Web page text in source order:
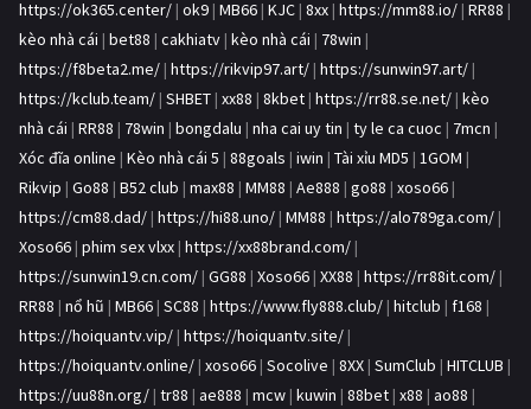
https://ok365.center/ | ok9 | MB66 | KJC | 8xx | https://mm88.io/ | RR88 |
kèo nhà cái | bet88 | cakhiatv | kèo nhà cái | 78win |
https://f8beta2.me/ | https://rikvip97.art/ | https://sunwin97.art/ |
https://kclub.team/ | SHBET | xx88 | 8kbet | https://rr88.se.net/ | kèo
nhà cái | RR88 | 78win | bongdalu | nha cai uy tin | ty le ca cuoc | 7mcn |
Xóc đĩa online | Kèo nhà cái 5 | 88goals | iwin | Tài xỉu MD5 | 1GOM |
Rikvip | Go88 | B52 club | max88 | MM88 | Ae888 | go88 | xoso66 |
https://cm88.dad/ | https://hi88.uno/ | MM88 | https://alo789ga.com/ |
Xoso66 | phim sex vlxx | https://xx88brand.com/ |
https://sunwin19.cn.com/ | GG88 | Xoso66 | XX88 | https://rr88it.com/ |
RR88 | nổ hũ | MB66 | SC88 | https://www.fly888.club/ | hitclub | f168 |
https://hoiquantv.vip/ | https://hoiquantv.site/ |
https://hoiquantv.online/ | xoso66 | Socolive | 8XX | SumClub | HITCLUB |
https://uu88n.org/ | tr88 | ae888 | mcw | kuwin | 88bet | x88 | ao88 |